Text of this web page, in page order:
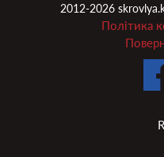
2012-2026
Політика